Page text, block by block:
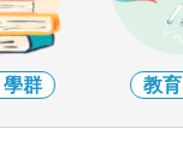
學群 教育